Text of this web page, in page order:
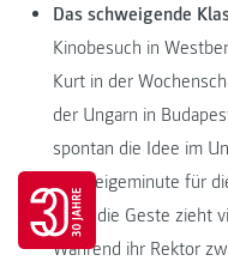
Das schweigende
Kinobesuch in
Kurt in der
der Ungarn in
spontan die Idee im
Schweigeminute für
Doch die Geste zieht
Während ihr Rektor
Go to 30 years